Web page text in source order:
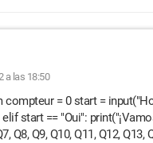
a las 18:50
= 0 start =
start == "Oui":
Q8, Q9, Q10, Q11, Q12,